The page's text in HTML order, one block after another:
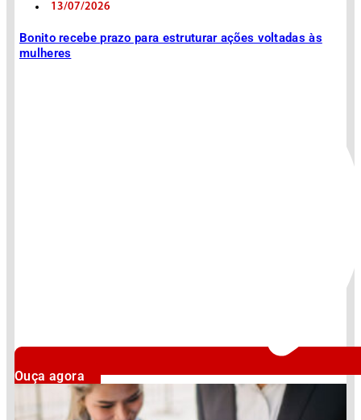
13/07/2026
Bonito recebe prazo para estruturar ações voltadas às
mulheres
Ouça agora